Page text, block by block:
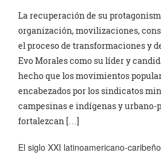
La recuperación de su
organización, movilizaciones,
el proceso de transformaciones y
Evo Morales como su líder y
hecho que los movimientos
encabezados por los sindicatos
campesinas e indígenas y urbano-
fortalezcan […]
El siglo XXI latinoamericano-caribeño